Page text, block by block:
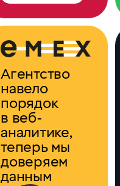
Агентство
навело
порядок
в веб-
аналитике,
теперь мы
доверяем
данным